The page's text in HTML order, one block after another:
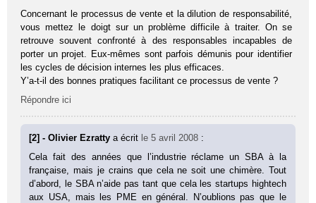
Concernant le processus de vente et la dilution de responsabilité,
vous mettez le doigt sur un problème difficile à traiter. On se
retrouve souvent confronté à des responsables incapables de
porter un projet. Eux-mêmes sont parfois démunis pour identifier
les cycles de décision internes les plus efficaces.
Y’a-t-il des bonnes pratiques facilitant ce processus de vente ?
Répondre ici
[2] - Olivier Ezrattya écrit le 5 avril 2008 :
Cela fait des années que l’industrie réclame un SBA à la
française, mais je crains que cela ne soit une chimère. Tout
d’abord, le SBA n’aide pas tant que cela les startups hightech
aux USA, mais les PME en général. N’oublions pas que le